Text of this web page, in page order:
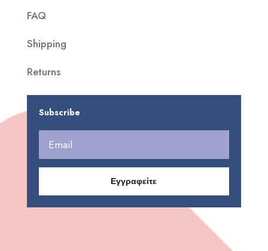
FAQ
Shipping
Returns
Subscribe
Εγγραφείτε